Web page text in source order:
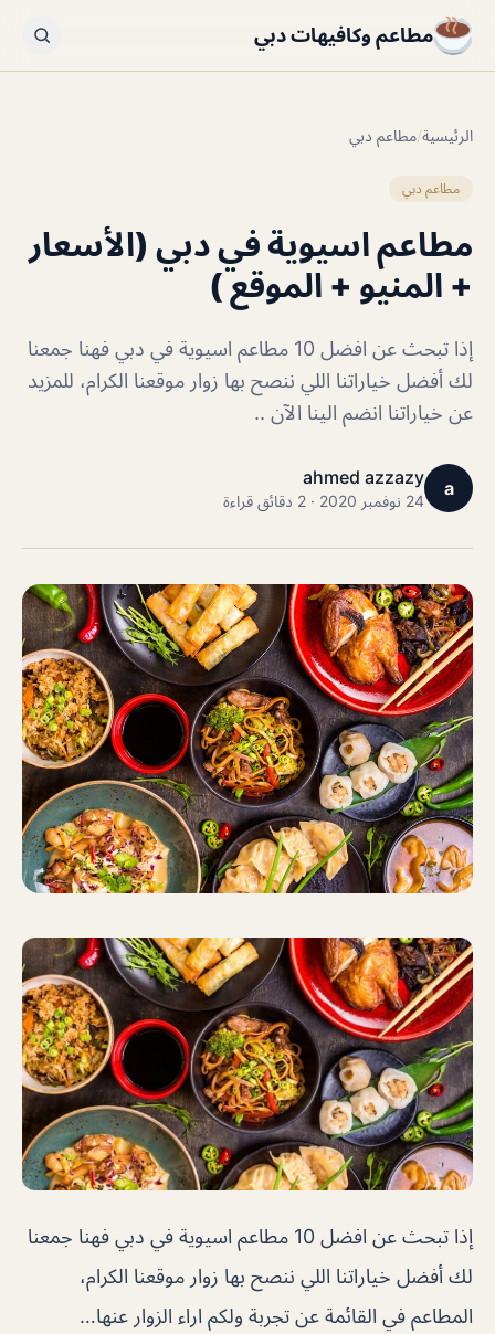
مطاعم وكافيهات دبي
الرئيسية/مطاعم دبي
مطاعم دبي
مطاعم اسيوية في دبي (الأسعار
+ المنيو + الموقع )
إذا تبحث عن افضل 10 مطاعم اسيوية في دبي فهنا جمعنا
لك أفضل خياراتنا اللي ننصح بها زوار موقعنا الكرام، للمزيد
عن خياراتنا انضم الينا الآن ..
a
ahmed azzazy
24 نوفمبر 2020 · 2 دقائق قراءة
إذا تبحث عن افضل 10 مطاعم اسيوية في دبي فهنا جمعنا
لك أفضل خياراتنا اللي ننصح بها زوار موقعنا الكرام،
المطاعم في القائمة عن تجربة ولكم اراء الزوار عنها…